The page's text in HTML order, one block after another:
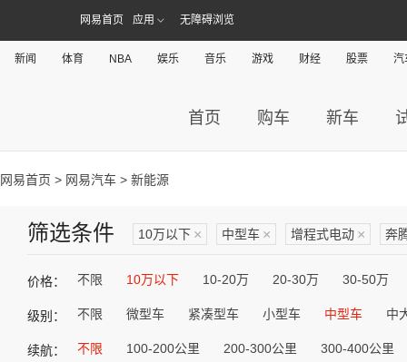
网易首页 应用 无障碍浏览
新闻 体育 NBA 娱乐 音乐 游戏 财经 股票 汽
首页 购车 新车
网易首页 > 网易汽车 > 新能源
筛选条件 10万以下 × 中型车 × 增程式电动 × 奔
价格： 不限 10万以下 10-20万 20-30万 30-50万
级别： 不限 微型车 紧凑型车 小型车 中型车 中
续航： 不限 100-200公里 200-300公里 300-400公里